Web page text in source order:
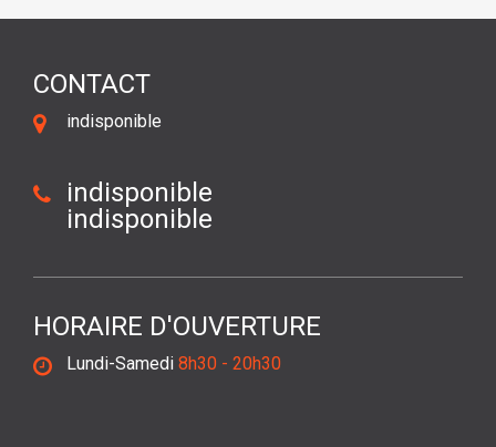
CONTACT
indisponible
indisponible
indisponible
HORAIRE D'OUVERTURE
Lundi-Samedi 8h30 - 20h30